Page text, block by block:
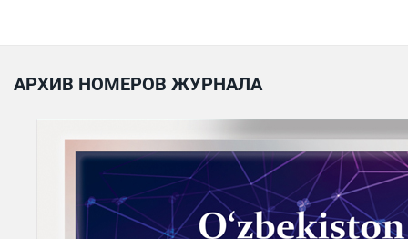
АРХИВ НОМЕРОВ ЖУРНАЛА